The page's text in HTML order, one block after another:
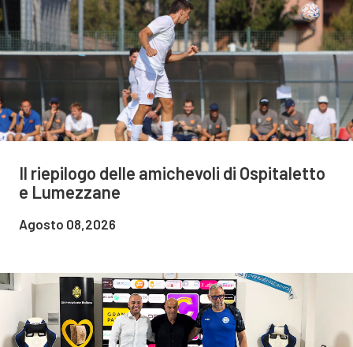
Il riepilogo delle amichevoli di Ospitaletto
e Lumezzane
Agosto 08,2026